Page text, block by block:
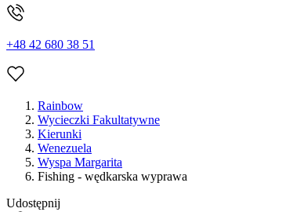
+48 42 680 38 51
Rainbow
Wycieczki Fakultatywne
Kierunki
Wenezuela
Wyspa Margarita
Fishing - wędkarska wyprawa
Udostępnij